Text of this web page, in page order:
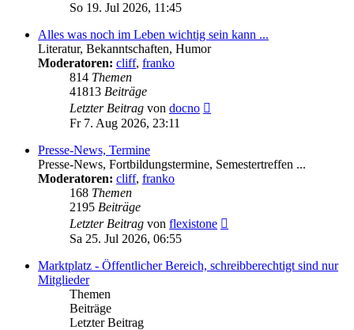
So 19. Jul 2026, 11:45
Alles was noch im Leben wichtig sein kann ...
Literatur, Bekanntschaften, Humor
Moderatoren: cliff, franko
814 Themen
41813 Beiträge
Letzter Beitrag von docno
Fr 7. Aug 2026, 23:11
Presse-News, Termine
Presse-News, Fortbildungstermine, Semestertreffen ...
Moderatoren: cliff, franko
168 Themen
2195 Beiträge
Letzter Beitrag von flexistone
Sa 25. Jul 2026, 06:55
Marktplatz - Öffentlicher Bereich, schreibberechtigt sind nur
Mitglieder
Themen
Beiträge
Letzter Beitrag